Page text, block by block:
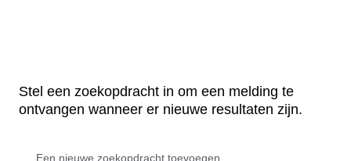
Stel een zoekopdracht in om een melding te
ontvangen wanneer er nieuwe resultaten zijn.